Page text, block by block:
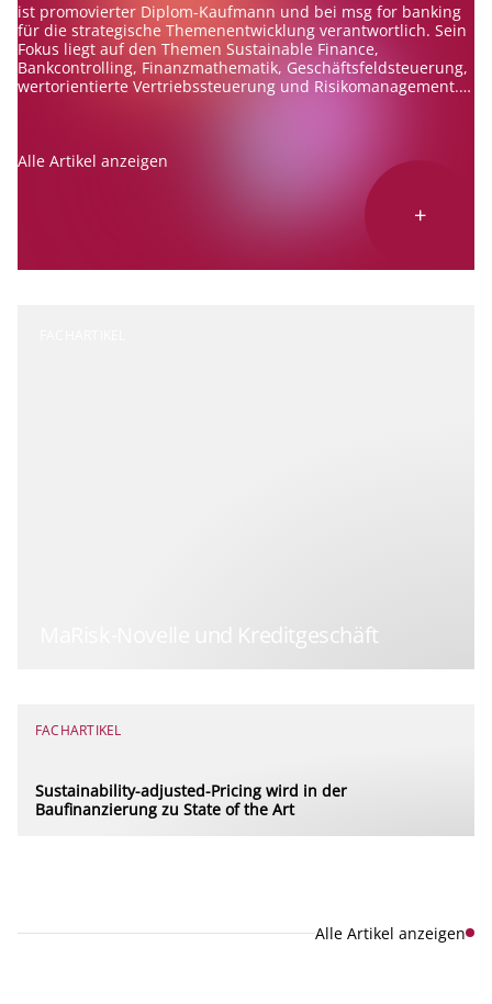
ist promovierter Diplom-Kaufmann und bei msg for banking
für die strategische Themenentwicklung verantwortlich. Sein
Fokus liegt auf den Themen Sustainable Finance,
Bankcontrolling, Finanzmathematik, Geschäftsfeldsteuerung,
wertorientierte Vertriebssteuerung und Risikomanagement.
Alle Artikel anzeigen
+
MaRisk-Novelle und Kreditgeschäft
FACHARTIKEL
Sustainability-adjusted-Pricing wird in der
Baufinanzierung zu State of the Art
Alle Artikel anzeigen